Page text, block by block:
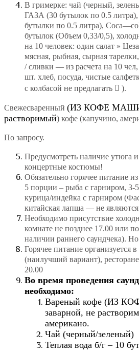
В гримерке: чай (черный,
ГАЗА (30 бутылок по 0.5 литра),
бутылки по 0.5 литра), Coca—
бутылок (Объем 0,33/0,5),
на 10 человек: один салат »
мясная, рыбная, сырная
/ сливки — из расчета на 10
шт. хлеб, посуда, чистые
с колбасой не предлагать  ).
Свежесваренный (ИЗ КОФЕ
растворимый) кофе (капучино,
По запросу.
Предусмотреть наличие утюга
концертные костюмы!
Обязательно горячее питание
5 порции – рыба с гарниром, 3-
курица/индейка с гарниром
китайская лапша — не
Необходимо присутствие
комнате не позднее 17.00 или
наличии раннего саундчека).
Горячее питание организуется
(наилучший вариант),
20.00
Во время проведения
необходимо:
Вареный кофе (ИЗ
заварной, не
американо.
Чай (черный/зеленый)
Теплая вода б/г – 10